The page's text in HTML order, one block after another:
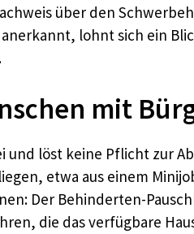
über den
lohnt sich ein
mit
löst keine Pflicht zur
etwa aus einem
Der Behinderten-
die das verfügbare